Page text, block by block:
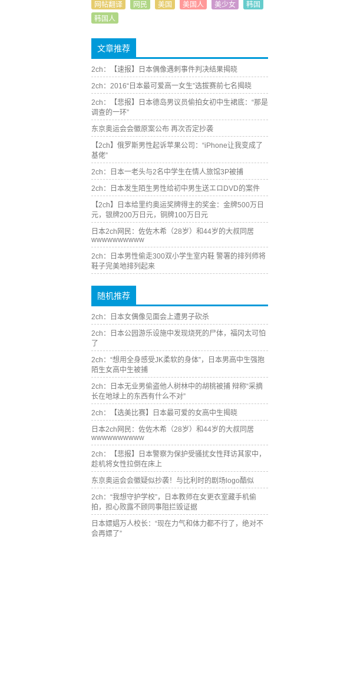
网帖翻译
网民 美国 美国人 美少女
韩国
韩国人
文章推荐
2ch：【速报】日本偶像遇刺事件判决结果揭晓
2ch：2016“日本最可爱高一女生”选拔赛前七名揭晓
2ch：【悲报】日本德岛男议员偷拍女初中生裙底：“那是
调查的一环”
东京奥运会会徽原案公布 再次否定抄袭
【2ch】俄罗斯男性起诉苹果公司：“iPhone让我变成了
基佬”
2ch：日本一老头与2名中学生在情人旅馆3P被捕
2ch：日本发生陌生男性给初中男生送エロDVD的案件
【2ch】日本给里约奥运奖牌得主的奖金：金牌500万日
元，银牌200万日元，铜牌100万日元
日本2ch网民：佐佐木希（28岁）和44岁的大叔同居
wwwwwwwwww
2ch：日本男性偷走300双小学生室内鞋 警署的排列师将
鞋子完美地排列起来
随机推荐
2ch：日本女偶像见面会上遭男子砍杀
2ch：日本公园游乐设施中发现烧死的尸体，福冈太可怕
了
2ch：“想用全身感受JK柔软的身体”，日本男高中生强抱
陌生女高中生被捕
2ch：日本无业男偷盗他人树林中的胡桃被捕 辩称“采摘
长在地球上的东西有什么不对”
2ch：【选美比赛】日本最可爱的女高中生揭晓
日本2ch网民：佐佐木希（28岁）和44岁的大叔同居
wwwwwwwwww
2ch：【悲报】日本警察为保护受骚扰女性拜访其家中，
趁机将女性拉倒在床上
东京奥运会会徽疑似抄袭！与比利时的剧场logo酷似
2ch：“我想守护学校”，日本教师在女更衣室藏手机偷
拍，担心败露不顾同事阻拦毁证据
日本嫖娼万人校长：“现在力气和体力都不行了，绝对不
会再嫖了”